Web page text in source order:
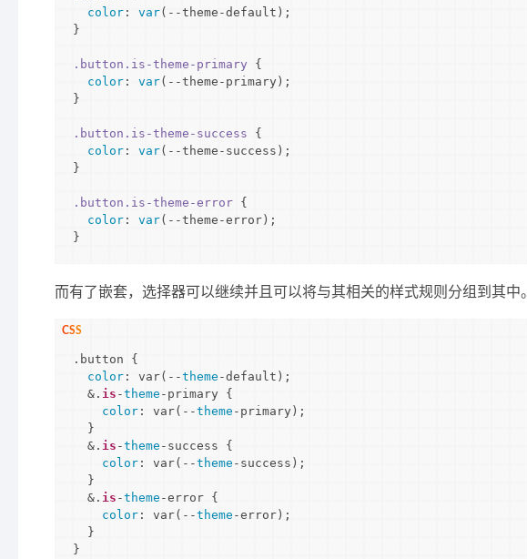
color : var(--theme-default);
}
.button .is-theme-primary {
color : var(--theme-primary);
}
.button .is-theme-success {
color : var(--theme-success);
}
.button .is-theme-error {
color : var(--theme-error);
而有了嵌套，选择器可以继续并且可以将与其相关的样式规则分组到其中。
.button {
color : var(--theme -default);
  &.
is -theme -primary {
color : var(--theme -primary);
  }
  &.
is -theme -success {
color : var(--theme -success);
  }
  &.
is -theme -error {
color : var(--theme -error);
  }
}